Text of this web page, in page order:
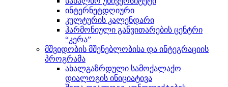
ინტერნეტდღიური
კულტურის კალენდარი
ჰარმონიული განვითარების ცენტრი
“კერა”
მშვიდობის მშენებლობისა და ინტეგრაციის
პროგრამა
ახალგაზრდული სამოქალაქო
დიალოგის ინიციატივა